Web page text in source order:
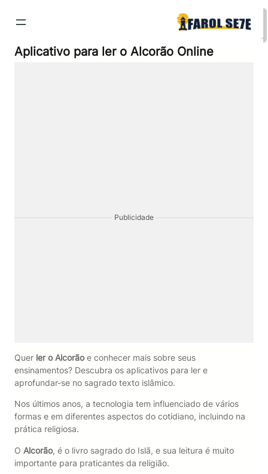
para
conteúdo
Aplicativo para ler o Alcorão Online
Publicidade
Quer ler o Alcorãoe conhecer mais sobre seus
ensinamentos? Descubra os aplicativos para ler e
aprofundar-se no sagrado texto islâmico.
Nos últimos anos, a tecnologia tem influenciado de vários
formas e em diferentes aspectos do cotidiano, incluindo na
prática religiosa.
O Alcorão, é o livro sagrado do Islã, e sua leitura é muito
importante para praticantes da religião.